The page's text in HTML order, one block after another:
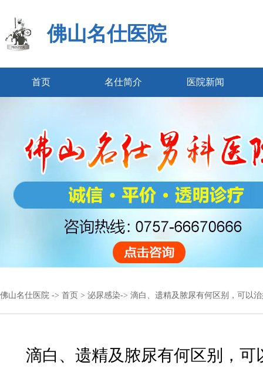
佛山名仕医院
首页 名仕简介 医院新闻
佛山名仕医院 -> 首页 > 泌尿感染-> 滴白、遗精及脓尿有何区别，可以
滴白、遗精及脓尿有何区别，可